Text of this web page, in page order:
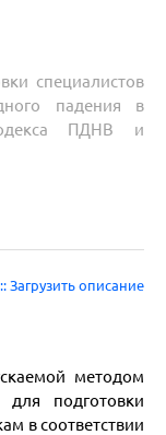
специалистов
падения в
ПДНВ и
:: Загрузить описание
методом
для подготовки
в соответствии